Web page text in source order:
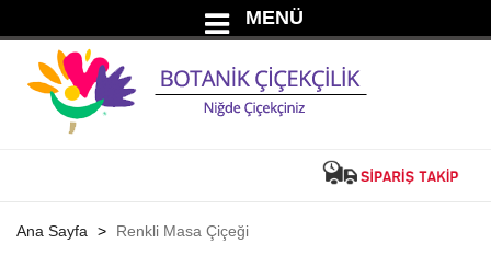
MENÜ
Ana Sayfa Renkli Masa Çiçeği